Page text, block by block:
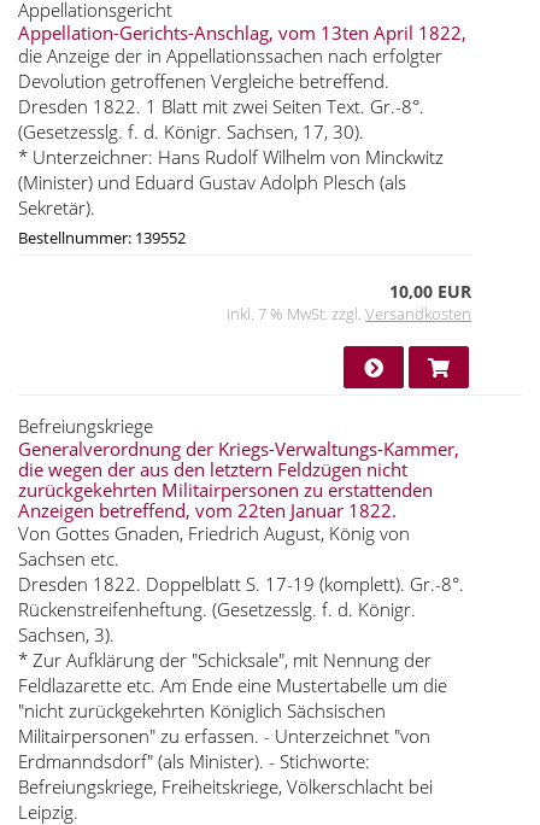
Appellationsgericht
Appellation-Gerichts-Anschlag, vom 13ten April 1822,
die Anzeige der in Appellationssachen nach erfolgter
Devolution getroffenen Vergleiche betreffend.
Dresden 1822. 1 Blatt mit zwei Seiten Text. Gr.-8°.
(Gesetzesslg. f. d. Königr. Sachsen, 17, 30).
* Unterzeichner: Hans Rudolf Wilhelm von Minckwitz
(Minister) und Eduard Gustav Adolph Plesch (als
Sekretär).
Bestellnummer: 139552
10,00 EUR
inkl. 7 % MwSt. zzgl.Versandkosten
Befreiungskriege
Generalverordnung der Kriegs-Verwaltungs-Kammer,
die wegen der aus den letztern Feldzügen nicht
zurückgekehrten Militairpersonen zu erstattenden
Anzeigen betreffend, vom 22ten Januar 1822.
Von Gottes Gnaden, Friedrich August, König von
Sachsen etc.
Dresden 1822. Doppelblatt S. 17-19 (komplett). Gr.-8°.
Rückenstreifenheftung. (Gesetzesslg. f. d. Königr.
Sachsen, 3).
* Zur Aufklärung der "Schicksale", mit Nennung der
Feldlazarette etc. Am Ende eine Mustertabelle um die
"nicht zurückgekehrten Königlich Sächsischen
Militairpersonen" zu erfassen. - Unterzeichnet "von
Erdmanndsdorf" (als Minister). - Stichworte:
Befreiungskriege, Freiheitskriege, Völkerschlacht bei
Leipzig.